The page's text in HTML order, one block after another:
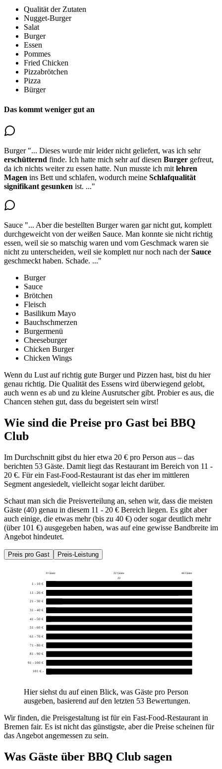
Qualität der Zutaten
Nugget-Burger
Salat
Burger
Essen
Pommes
Fried Chicken
Pizzabrötchen
Pizza
Bürger
Das kommt weniger gut an
Burger "... Dieses wurde mir leider nicht geliefert, was ich sehr
erschütternd finde. Ich hatte mich sehr auf diesen Burger gefreut,
da ich nichts weiter zu essen hatte. Nun musste ich mit lehren
Magen ins Bett und schlafen, wodurch meine Schlafqualität
signifikant gesunken ist. ..."
Sauce "... Aber die bestellten Burger waren gar nicht gut, komplett
durchgeweicht von der weißen Sauce. Man konnte sie nicht richtig
essen, weil sie so matschig waren und vom Geschmack waren sie
nicht zu unterscheiden, weil sie komplett nur noch nach derSauce
geschmeckt haben. Schade. ..."
Burger
Sauce
Brötchen
Fleisch
Basilikum Mayo
Bauchschmerzen
Burgermenü
Cheeseburger
Chicken Burger
Chicken Wings
Wenn du Lust auf richtig gute Burger und Pizzen hast, bist du hier
genau richtig. Die Qualität des Essens wird überwiegend gelobt,
auch wenn es ab und zu kleine Ausrutscher gibt. Probier es aus, die
Chancen stehen gut, dass du begeistert sein wirst!
Wie sind die Preise pro Gast bei BBQ
Club
Im Durchschnitt gibst du hier etwa 20 € pro Person aus – das
berichten 53 Gäste. Damit liegt das Restaurant im Bereich von 11 -
20 €. Für ein Fast-Food-Restaurant ist das eher im mittleren
Segment angesiedelt, vielleicht sogar leicht darüber.
Schaut man sich die Preisverteilung an, sehen wir, dass die meisten
Gäste (40) genau in diesem 11 - 20 € Bereich liegen. Es gibt aber
auch einige, die etwas mehr (bis zu 40 €) oder sogar deutlich mehr
(über 101 €) ausgegeben haben, was auf eine gewisse Bandbreite im
Angebot hindeutet.
Preis pro Gast Preis-Leistung
0 Gäste 22 Gäste
44 Gäste
22
1 - 10 €
11 - 20 €
21 - 30 €
31 - 40 €
41 - 50 €
51 - 60 €
61 - 70 €
71 - 80 €
81 - 90 €
91 - 100 €
101 € -
Hier siehst du auf einen Blick, was Gäste pro Person
ausgeben, basierend auf den letzten 53 Bewertungen.
Wir finden, die Preisgestaltung ist für ein Fast-Food-Restaurant in
Bremen fair. Es ist nicht das günstigste, aber die Preise scheinen für
das Angebot angemessen zu sein.
Was Gäste über BBQ Club sagen